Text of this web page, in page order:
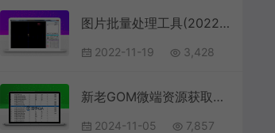
图片批量处理工具(2022.09.07)
2022-11-19 3,428
新老GOM微端资源获取下载工具V1.1
2024-11-05 7,857